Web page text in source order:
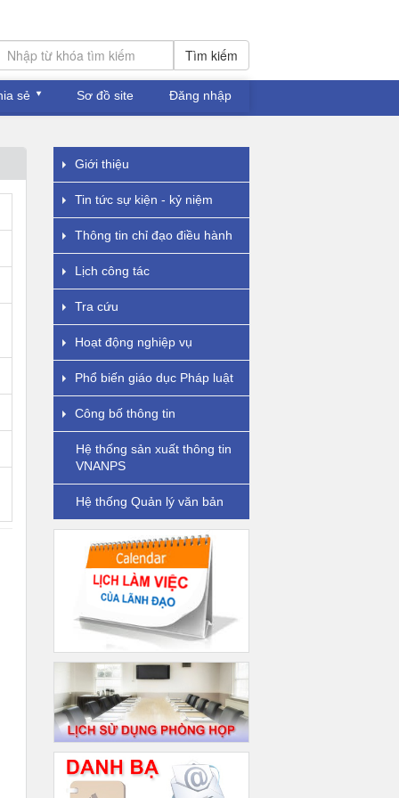
Tìm kiếm
sẻ Sơ đồ site Đăng nhập
Giới thiệu
Tin tức sự kiện - kỷ niệm
Thông tin chỉ đạo điều hành
Lịch công tác
Tra cứu
Hoạt động nghiệp vụ
Phổ biến giáo dục Pháp luật
Công bố thông tin
Hệ thống sản xuất thông tin
VNANPS
Hệ thống Quản lý văn bản